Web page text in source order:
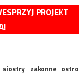
PROJEKT
zakonne ostro